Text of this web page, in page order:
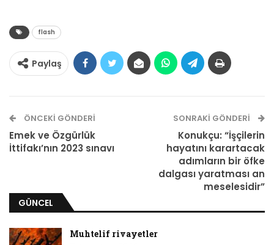
1. AKP’nin ‘Büyük Türkiye’ Fantezisi
Seçim sonuçları analiz edilirken iktisadi
etmenler oldukça çok tartışıldı. AKP’nin sosyal
yardım politikaları, ciddi oranda azalan
flash
Paylaş
ÖNCEKI GÖNDERI
Emek ve Özgürlük
İttifakı’nın 2023 sınavı
SONRAKI GÖNDERI
Konukçu: “İşçilerin
hayatını karartacak
adımların bir öfke
dalgası yaratması an
meselesidir”
GÜNCEL
Muhtelif rivayetler